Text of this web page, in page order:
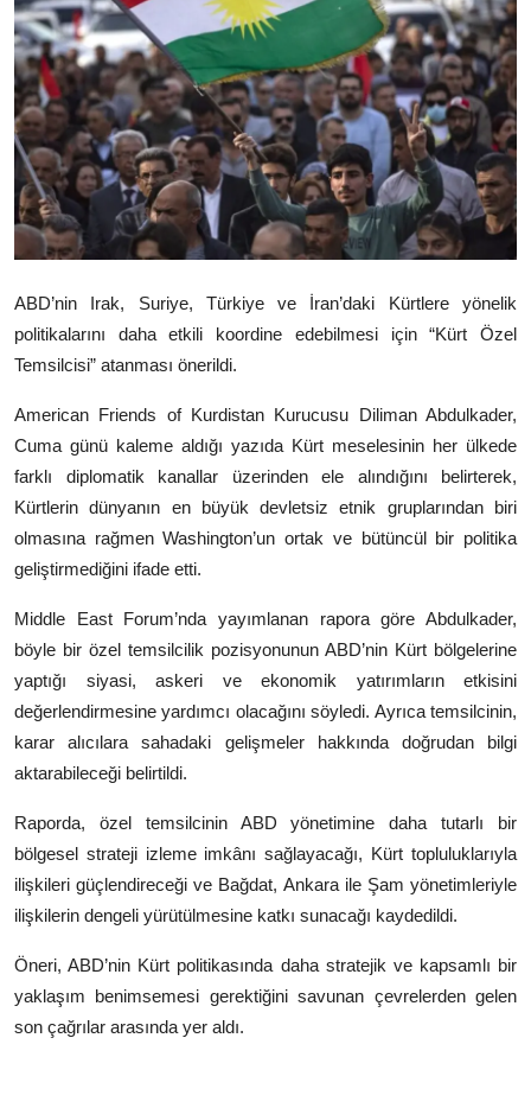
Yazarlar
Arşiv
İletişim
Türkçe Kurdi
ABD’nin Irak, Suriye, Türkiye ve İran’daki Kürtlere yönelik
politikalarını daha etkili koordine edebilmesi için “Kürt Özel
Temsilcisi” atanması önerildi.
American Friends of Kurdistan Kurucusu Diliman Abdulkader,
Cuma günü kaleme aldığı yazıda Kürt meselesinin her ülkede
farklı diplomatik kanallar üzerinden ele alındığını belirterek,
Kürtlerin dünyanın en büyük devletsiz etnik gruplarından biri
olmasına rağmen Washington’un ortak ve bütüncül bir politika
geliştirmediğini ifade etti.
Middle East Forum’nda yayımlanan rapora göre Abdulkader,
böyle bir özel temsilcilik pozisyonunun ABD’nin Kürt bölgelerine
yaptığı siyasi, askeri ve ekonomik yatırımların etkisini
değerlendirmesine yardımcı olacağını söyledi. Ayrıca temsilcinin,
karar alıcılara sahadaki gelişmeler hakkında doğrudan bilgi
aktarabileceği belirtildi.
Raporda, özel temsilcinin ABD yönetimine daha tutarlı bir
bölgesel strateji izleme imkânı sağlayacağı, Kürt topluluklarıyla
ilişkileri güçlendireceği ve Bağdat, Ankara ile Şam yönetimleriyle
ilişkilerin dengeli yürütülmesine katkı sunacağı kaydedildi.
Öneri, ABD’nin Kürt politikasında daha stratejik ve kapsamlı bir
yaklaşım benimsemesi gerektiğini savunan çevrelerden gelen
son çağrılar arasında yer aldı.